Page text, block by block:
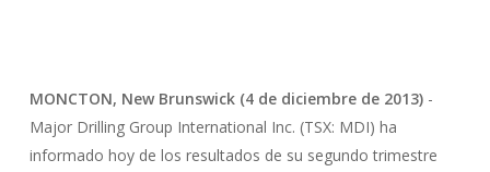
MONCTON, New Brunswick (4 de diciembre de 2013)-
Major Drilling Group International Inc. (TSX: MDI) ha
informado hoy de los resultados de su segundo trimestre